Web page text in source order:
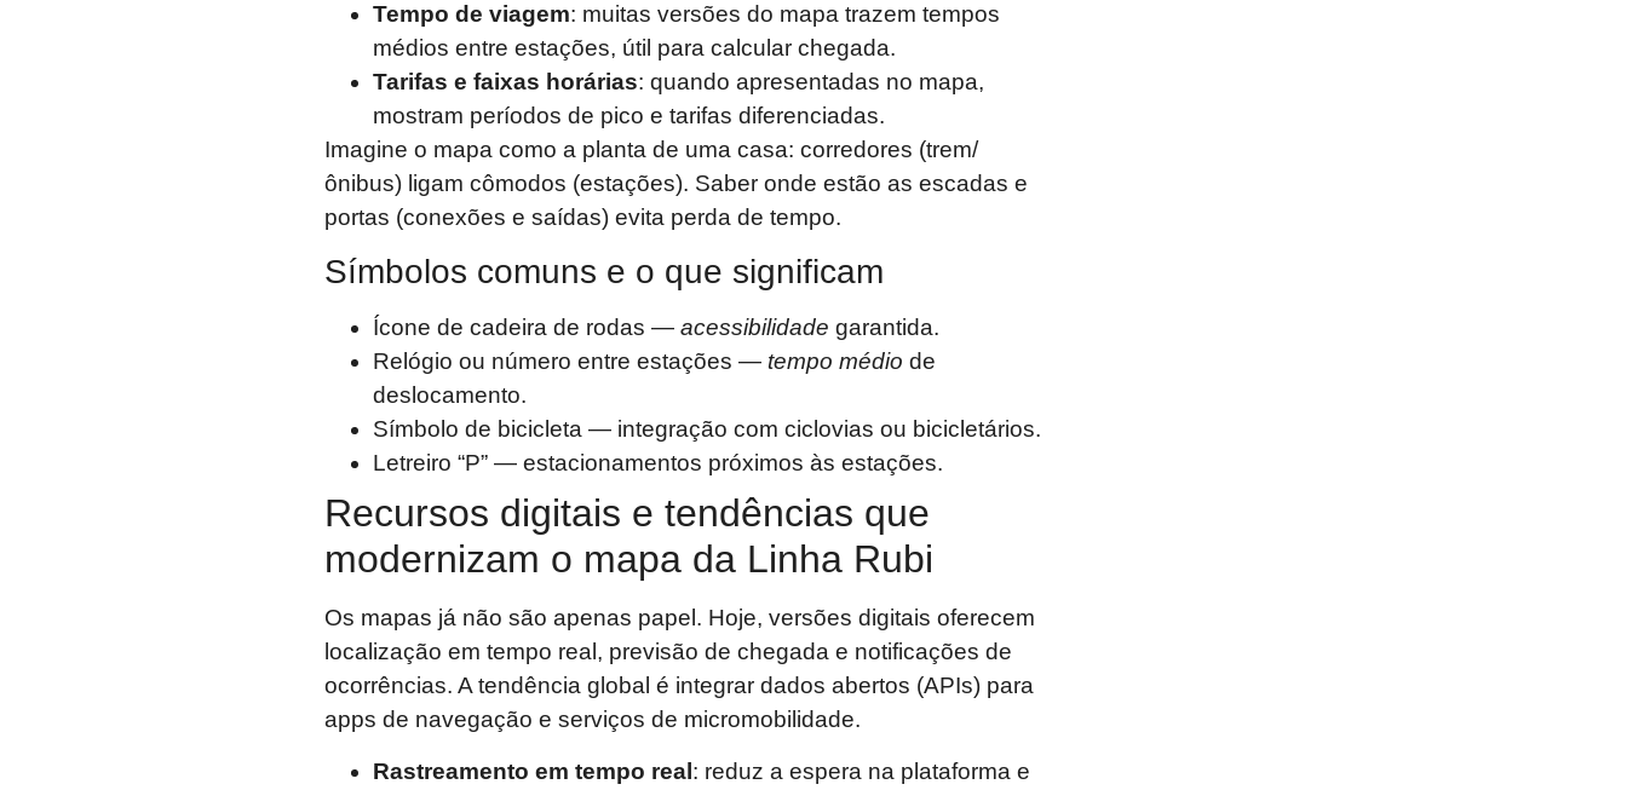
Tempo de viagem: muitas versões do mapa trazem tempos
médios entre estações, útil para calcular chegada.
Tarifas e faixas horárias: quando apresentadas no mapa,
mostram períodos de pico e tarifas diferenciadas.
Imagine o mapa como a planta de uma casa: corredores (trem/
ônibus) ligam cômodos (estações). Saber onde estão as escadas e
portas (conexões e saídas) evita perda de tempo.
Símbolos comuns e o que significam
Ícone de cadeira de rodas — acessibilidade garantida.
Relógio ou número entre estações — tempo médio de
deslocamento.
Símbolo de bicicleta — integração com ciclovias ou bicicletários.
Letreiro “P” — estacionamentos próximos às estações.
Recursos digitais e tendências que
modernizam o mapa da Linha Rubi
Os mapas já não são apenas papel. Hoje, versões digitais oferecem
localização em tempo real, previsão de chegada e notificações de
ocorrências. A tendência global é integrar dados abertos (APIs) para
apps de navegação e serviços de micromobilidade.
Rastreamento em tempo real: reduz a espera na plataforma e